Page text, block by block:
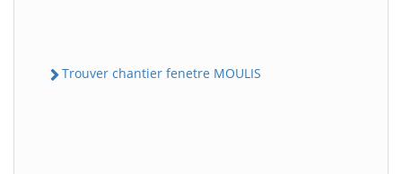
Trouver chantier fenetre MOULIS